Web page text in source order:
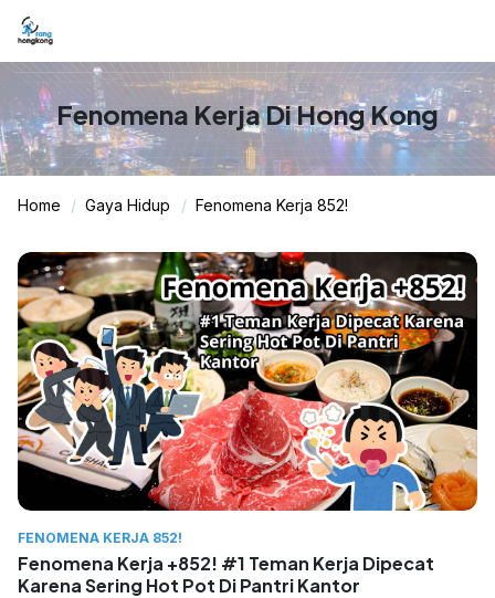
Fenomena Kerja Di Hong Kong
Home Gaya Hidup Fenomena Kerja 852!
FENOMENA KERJA 852!
Fenomena Kerja +852! #1 Teman Kerja Dipecat
Karena Sering Hot Pot Di Pantri Kantor